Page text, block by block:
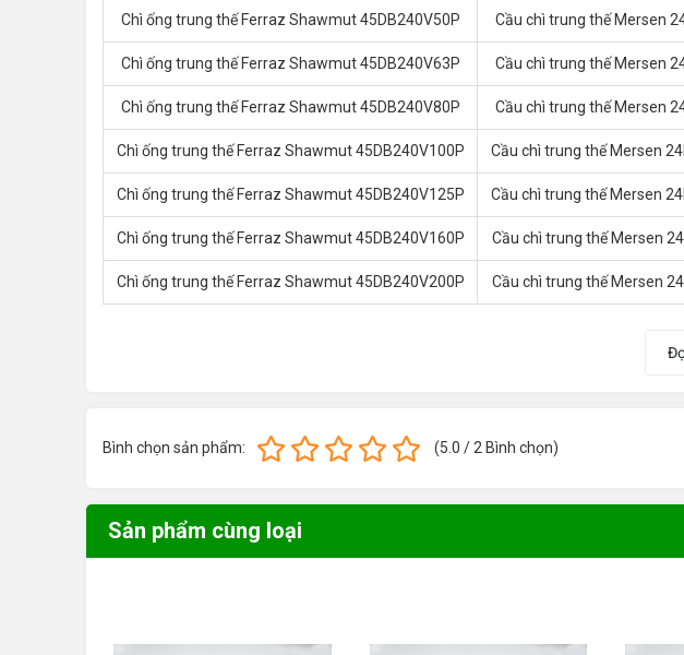
Chì ống trung thế Ferraz Shawmut 45DB240V50P Cầu chì trung thế Mersen
Chì ống trung thế Ferraz Shawmut 45DB240V63P Cầu chì trung thế Mersen
Chì ống trung thế Ferraz Shawmut 45DB240V80P Cầu chì trung thế Mersen
Chì ống trung thế Ferraz Shawmut 45DB240V100P Cầu chì trung thế Mersen
Chì ống trung thế Ferraz Shawmut 45DB240V125P Cầu chì trung thế Mersen
Chì ống trung thế Ferraz Shawmut 45DB240V160P Cầu chì trung thế Mersen
Chì ống trung thế Ferraz Shawmut 45DB240V200P Cầu chì trung thế Mersen
Liên hệ ngay ! Để có mức giá ưu đãi tốt nhất dành cho Quý
lớn xin vui lòng email cho chúng tôi để có mức giá hợp lý nhất.
0938 77 1090
Email:info@geecom.vn
Bình chọn sản phẩm: (5.0 /2 Bình chọn)
Sản phẩm cùng loại